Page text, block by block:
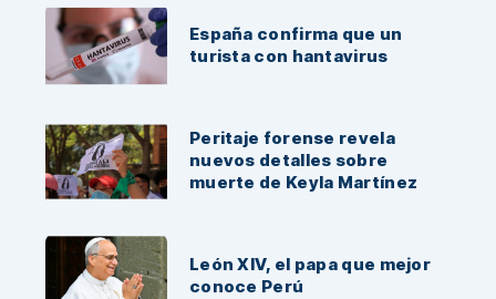
España confirma que un
turista con hantavirus
Peritaje forense revela
nuevos detalles sobre
muerte de Keyla Martínez
León XIV, el papa que mejor
conoce Perú